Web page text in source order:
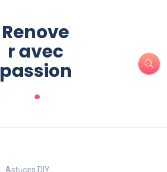
Renove
r avec
passion
.
Astuces DIY